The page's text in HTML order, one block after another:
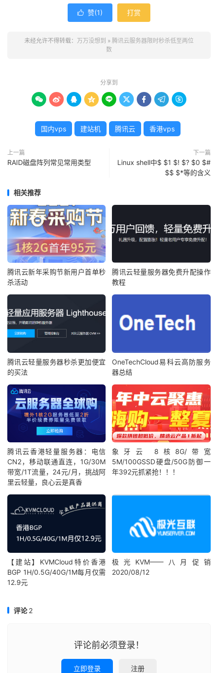
 赞(1) 打赏
未经允许不得转载： 万万没想到 » 腾讯云服务器限时秒杀低至两位
数
分享到
        
国内vps 建站机 腾讯云 香港vps
上一篇
RAID磁盘阵列常见常用类型
下一篇
Linux shell中$ $1 $! $? $0 $#
$$ $*等的含义
相关推荐
腾讯云新年采购节新用户首单秒
杀活动
腾讯云轻量服务器免费升配操作
教程
腾讯云轻量服务器秒杀更加便宜
的买法
OneTechCloud易科云高防服务
器总结
腾讯云香港轻量服务器：电信
CN2，移动联通直连，1G/30M
带宽/1T流量，24元/月，挑战阿
里云轻量，良心云是真香
象牙云 8核8G/带宽
5M/100GSSD硬盘/50G防御一
年392元抓紧抢！！！
【建站】KVMCloud特价香港
BGP 1H/0.5G/40G/1M每月仅需
12.9元
极光KVM——八月促销
2020/08/12
评论2
评论前必须登录！
立即登录 注册